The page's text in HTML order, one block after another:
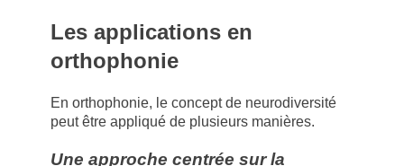
Les applications en
orthophonie
En orthophonie, le concept de neurodiversité
peut être appliqué de plusieurs manières.
Une approche centrée sur la